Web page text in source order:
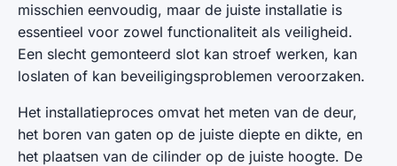
misschien eenvoudig, maar de juiste installatie is
essentieel voor zowel functionaliteit als veiligheid.
Een slecht gemonteerd slot kan stroef werken, kan
loslaten of kan beveiligingsproblemen veroorzaken.
Het installatieproces omvat het meten van de deur,
het boren van gaten op de juiste diepte en dikte, en
het plaatsen van de cilinder op de juiste hoogte. De